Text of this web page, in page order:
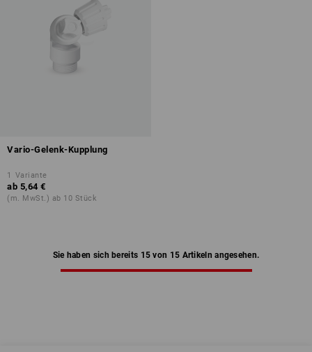
Vario-Gelenk-Kupplung
1 Variante
ab 5,64 €
(m. MwSt.) ab 10 Stück
Sie haben sich bereits 15 von 15 Artikeln angesehen.